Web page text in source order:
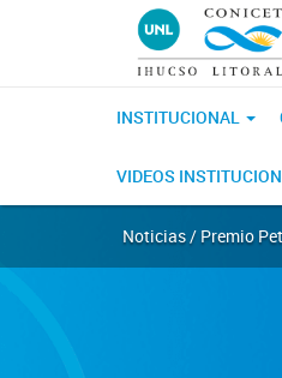
INSTITUCIONAL
VIDEOS
Noticias / Premio